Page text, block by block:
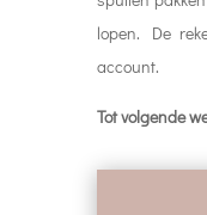
lopen. De
account.
Tot volgende